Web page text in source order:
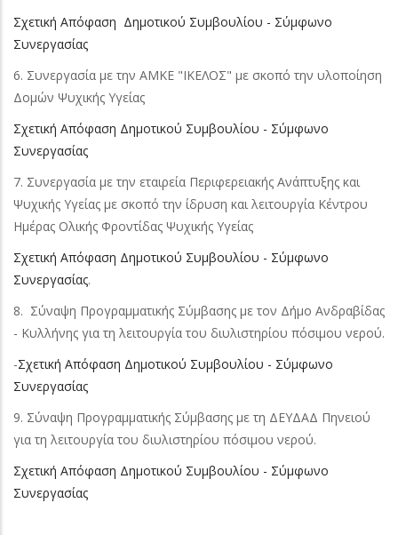
Σχετική Απόφαση Δημοτικού Συμβουλίου - Σύμφωνο
Συνεργασίας
6. Συνεργασία με την ΑΜΚΕ "ΙΚΕΛΟΣ" με σκοπό την υλοποίηση
Δομών Ψυχικής Υγείας
Σχετική Απόφαση Δημοτικού Συμβουλίου - Σύμφωνο
Συνεργασίας
7. Συνεργασία με την εταιρεία Περιφερειακής Ανάπτυξης και
Ψυχικής Υγείας με σκοπό την ίδρυση και λειτουργία Κέντρου
Ημέρας Ολικής Φροντίδας Ψυχικής Υγείας
Σχετική Απόφαση Δημοτικού Συμβουλίου - Σύμφωνο
Συνεργασίας.
8. Σύναψη Προγραμματικής Σύμβασης με τον Δήμο Ανδραβίδας
- Κυλλήνης για τη λειτουργία του διυλιστηρίου πόσιμου νερού.
-Σχετική Απόφαση Δημοτικού Συμβουλίου - Σύμφωνο
Συνεργασίας
9. Σύναψη Προγραμματικής Σύμβασης με τη ΔΕΥΔΑΔ Πηνειού
για τη λειτουργία του διυλιστηρίου πόσιμου νερού.
Σχετική Απόφαση Δημοτικού Συμβουλίου - Σύμφωνο
Συνεργασίας